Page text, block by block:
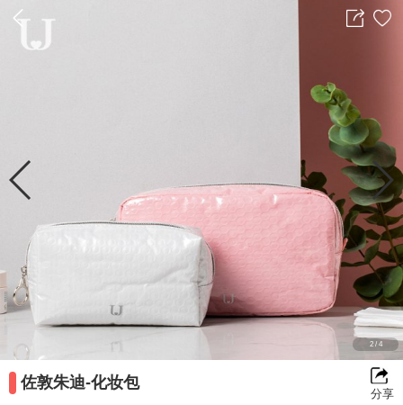
享 藏
2/ 4
佐敦朱迪-化妆包
分享